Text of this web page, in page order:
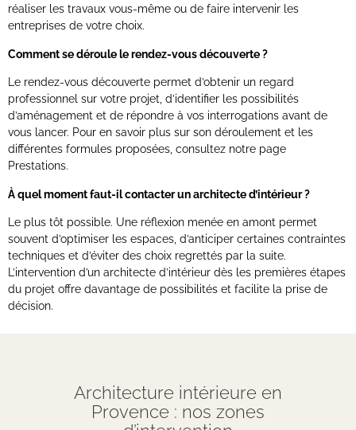
réaliser les travaux vous-même ou de faire intervenir les
entreprises de votre choix.
Comment se déroule le rendez-vous découverte ?
Le rendez-vous découverte permet d’obtenir un regard
professionnel sur votre projet, d’identifier les possibilités
d’aménagement et de répondre à vos interrogations avant de
vous lancer. Pour en savoir plus sur son déroulement et les
différentes formules proposées, consultez notre page
Prestations.
À quel moment faut-il contacter un architecte d’intérieur ?
Le plus tôt possible. Une réflexion menée en amont permet
souvent d’optimiser les espaces, d’anticiper certaines contraintes
techniques et d’éviter des choix regrettés par la suite.
L’intervention d’un architecte d’intérieur dès les premières étapes
du projet offre davantage de possibilités et facilite la prise de
décision.
Architecture intérieure en
Provence : nos zones